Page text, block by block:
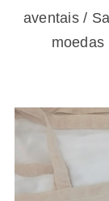
aventais /